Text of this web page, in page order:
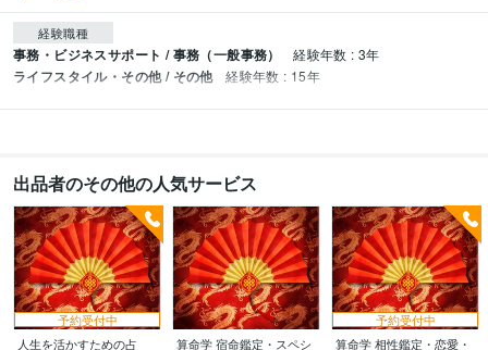
経験職種
事務・ビジネスサポート / 事務（一般事務） 経験年数 : 3年
ライフスタイル・その他 / その他 経験年数 : 15年
出品者のその他の人気サービス
予約受付中
人生を活かすための占
算命学 宿命鑑定・スペシ
予約受付中
算命学 相性鑑定・恋愛・